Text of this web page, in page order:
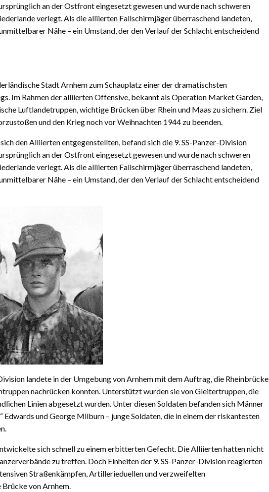
an der Ostfront eingesetzt gewesen und wurde nach schweren
verlegt. Als die alliierten Fallschirmjäger überraschend landeten,
Nähe – ein Umstand, der den Verlauf der Schlacht entscheidend
StadtArnhem zum Schauplatz einer der dramatischsten
Im Rahmen der alliierten Offensive, bekannt als Operation Market Garden,
Luftlandetruppen, wichtige Brücken über Rhein und Maas zu sichern. Ziel
und den Krieg noch vor Weihnachten 1944 zu beenden.
den Alliierten entgegenstellten, befand sich die 9. SS-Panzer-Division
an der Ostfront eingesetzt gewesen und wurde nach schweren
verlegt. Als die alliierten Fallschirmjäger überraschend landeten,
Nähe – ein Umstand, der den Verlauf der Schlacht entscheidend
landete in der Umgebung von Arnhem mit dem Auftrag, die Rheinbrücke
nachrücken konnten. Unterstützt wurden sie von Gleitertruppen, die
Linien abgesetzt wurden. Unter diesen Soldaten befanden sich Männer
Edwards und George Milburn – junge Soldaten, die in einem der riskantesten
sich schnell zu einem erbitterten Gefecht. Die Alliierten hatten nicht
zu treffen. Doch Einheiten der 9. SS-Panzer-Division reagierten
Straßenkämpfen, Artillerieduellen und verzweifelten
von Arnhem.